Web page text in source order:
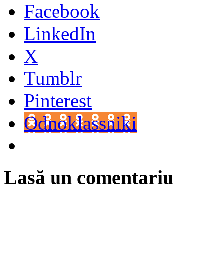
Facebook
LinkedIn
X
Tumblr
Pinterest
Odnoklassniki
Lasă un comentariu